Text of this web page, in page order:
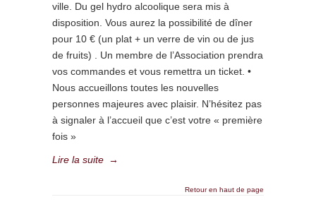
ville. Du gel hydro alcoolique sera mis à
disposition. Vous aurez la possibilité de dîner
pour 10 € (un plat + un verre de vin ou de jus
de fruits) . Un membre de l’Association prendra
vos commandes et vous remettra un ticket. •
Nous accueillons toutes les nouvelles
personnes majeures avec plaisir. N’hésitez pas
à signaler à l’accueil que c’est votre « première
fois »
Lire la suite →
Retour en haut de page